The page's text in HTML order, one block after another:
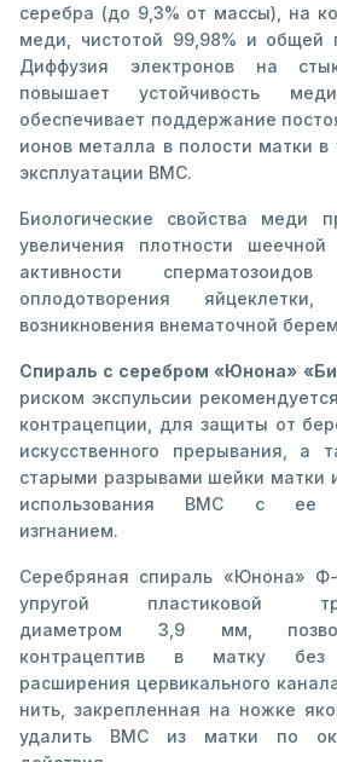
серебра (до 9,3% от массы), на
меди, чистотой 99,98% и
Диффузия электронов на
повышает устойчивость
обеспечивает поддержание
ионов металла в полости матки в
эксплуатации ВМС.
Биологические свойства меди
увеличения плотности
активности
оплодотворения
возникновения внематочной
Спираль с серебром «Юнона»
риском экспульсии
контрацепции, для защиты от
искусственного прерывания, а
старыми разрывами шейки матки
использования ВМС с ее
изгнанием.
Серебряная спираль «Юнона»
упругой пластиковой
диаметром 3,9 мм,
контрацептив в матку без
расширения цервикального
нить, закрепленная на ножке
удалить ВМС из матки по